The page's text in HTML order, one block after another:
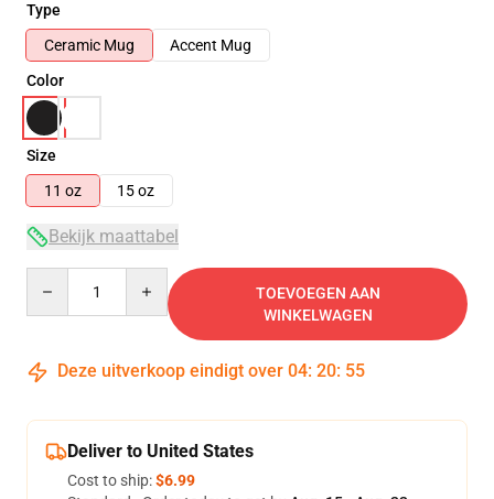
Type
Ceramic Mug
Accent Mug
Color
Size
11 oz
15 oz
Bekijk maattabel
TOEVOEGEN AAN
WINKELWAGEN
Deze uitverkoop eindigt over 04: 20: 55
Deliver to United States
Cost to ship:$6.99